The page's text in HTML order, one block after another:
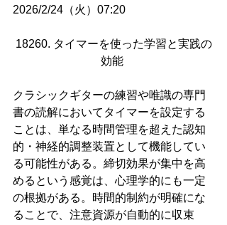
2026/2/24（火）07:20
18260. タイマーを使った学習と実践の
効能
クラシックギターの練習や唯識の専門
書の読解においてタイマーを設定する
ことは、単なる時間管理を超えた認知
的・神経的調整装置として機能してい
る可能性がある。締切効果が集中を高
めるという感覚は、心理学的にも一定
の根拠がある。時間的制約が明確にな
ることで、注意資源が自動的に収束